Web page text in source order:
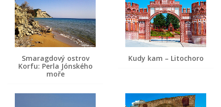
Smaragdový ostrov
Korfu: Perla Jónského
moře
Kudy kam – Litochoro